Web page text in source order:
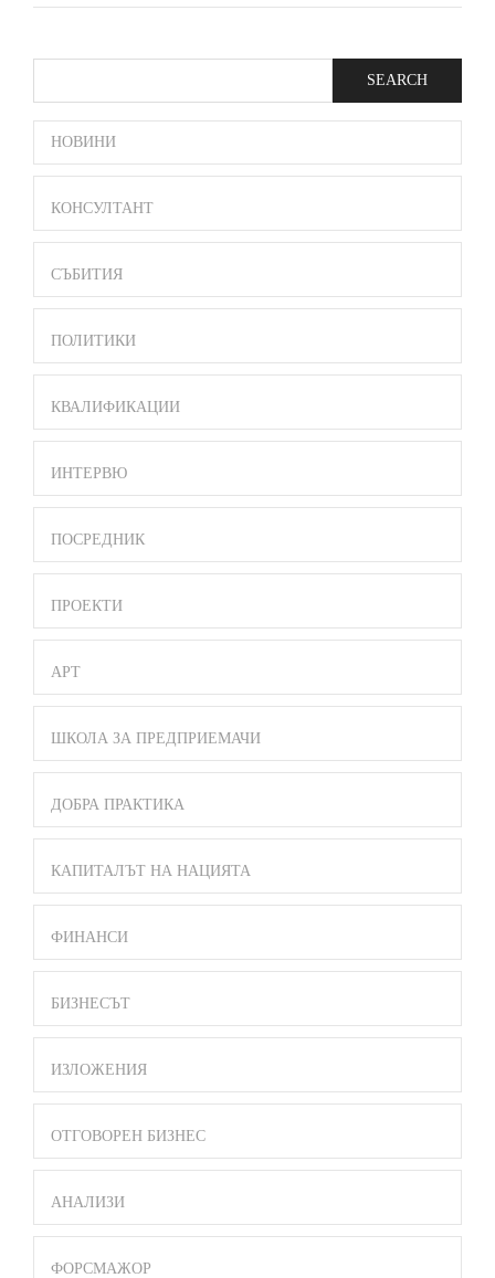
SIDE
BAR
MENU
НОВИНИ
КОНСУЛТАНТ
СЪБИТИЯ
ПОЛИТИКИ
КВАЛИФИКАЦИИ
ИНТЕРВЮ
ПОСРЕДНИК
ПРОЕКТИ
АРТ
ШКОЛА ЗА ПРЕДПРИЕМАЧИ
ДОБРА ПРАКТИКА
КАПИТАЛЪТ НА НАЦИЯТА
ФИНАНСИ
БИЗНЕСЪТ
ИЗЛОЖЕНИЯ
ОТГОВОРЕН БИЗНЕС
АНАЛИЗИ
ФОРСМАЖОР